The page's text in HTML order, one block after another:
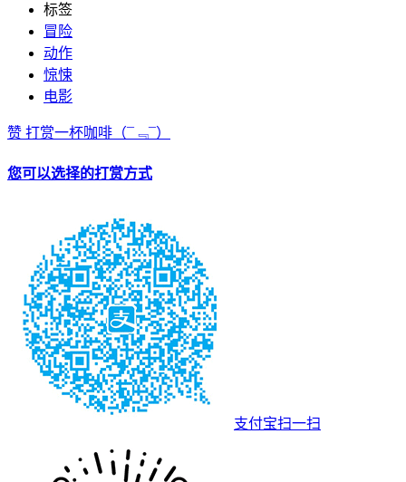
标签
冒险
动作
惊悚
电影
赞 打赏一杯咖啡 （¯﹃¯）
您可以选择的打赏方式
支付宝扫一扫